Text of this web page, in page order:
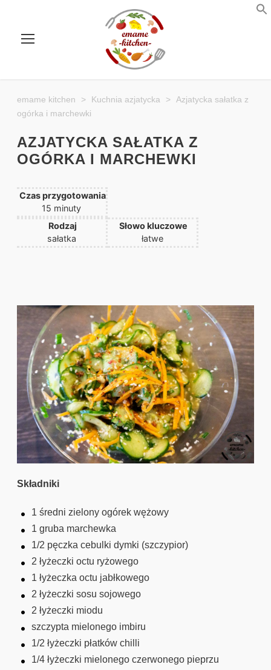
emame kitchen > Kuchnia azjatycka >
Azjatycka sałatka z
ogórka i marchewki
AZJATYCKA SAŁATKA Z
OGÓRKA I MARCHEWKI
Czas przygotowania
15 m
i
u
minuty
Rodzaj
sałatka
Słowo kluczowe
łatwe
Składniki
1 średni zielony ogórek wężowy
1 gruba marchewka
1/2 pęczka cebulki dymki (szczypior)
2 łyżeczki octu ryżowego
1 łyżeczka octu jabłkowego
2 łyżeczki sosu sojowego
2 łyżeczki miodu
szczypta mielonego imbiru
1/2 łyżeczki płatków chilli
1/4 łyżeczki mielonego czerwonego pieprzu